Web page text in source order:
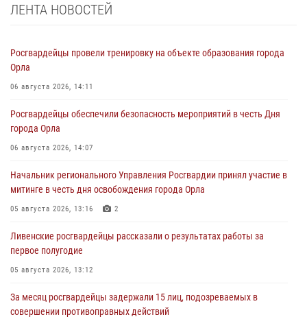
ЛЕНТА НОВОСТЕЙ
Росгвардейцы провели тренировку на объекте образования города
Орла
06 августа 2026, 14:11
Росгвардейцы обеспечили безопасность мероприятий в честь Дня
города Орла
06 августа 2026, 14:07
Начальник регионального Управления Росгвардии принял участие в
митинге в честь дня освобождения города Орла
05 августа 2026, 13:16 2
Ливенские росгвардейцы рассказали о результатах работы за
первое полугодие
05 августа 2026, 13:12
За месяц росгвардейцы задержали 15 лиц, подозреваемых в
совершении противоправных действий